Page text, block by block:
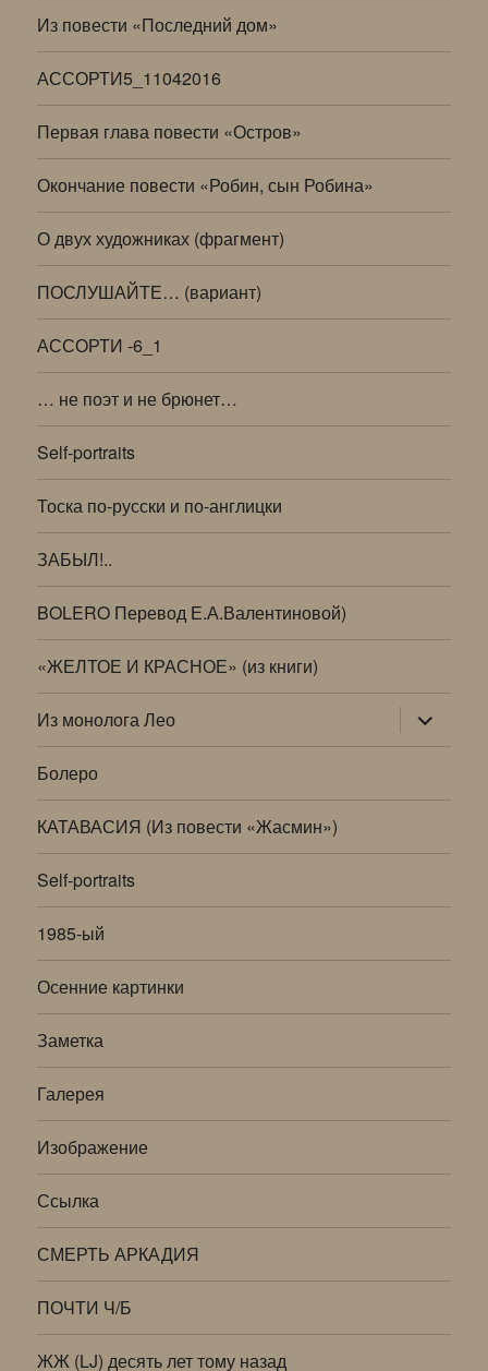
Из повести «Последний дом»
АССОРТИ5_11042016
Первая глава повести «Остров»
Окончание повести «Робин, сын Робина»
О двух художниках (фрагмент)
ПОСЛУШАЙТЕ… (вариант)
АССОРТИ -6_1
… не поэт и не брюнет…
Self-portraits
Тоска по-русски и по-англицки
ЗАБЫЛ!..
BOLERO Перевод Е.А.Валентиновой)
«ЖЕЛТОЕ И КРАСНОЕ» (из книги)
Из монолога Лео раскрыть
дочернее
меню
Болеро
КАТАВАСИЯ (Из повести «Жасмин»)
Self-portraits
1985-ый
Осенние картинки
Заметка
Галерея
Изображение
Ссылка
СМЕРТЬ АРКАДИЯ
ПОЧТИ Ч/Б
ЖЖ (LJ) десять лет тому назад